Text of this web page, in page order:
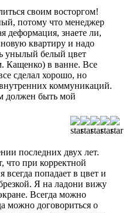
своим восторгом!
потому что менеджер
деформация, знаете ли,
квартиру и надо
унылый белый цвет
Кащенко) в ванне. Все
сделал хорошо, но
коммуникаций.
должен быть мой
Разумеется их нет, в
должна была быть
по моему макету,
поштучно))
даже с фирмой из
И тут наткнулась
100% откажут, но
живых. Заказ
была на связи и
последних двух лет.
что при корректной
всегда попадает в цвет и
Я на ладони вижу
Всегда можно
можно договориться о